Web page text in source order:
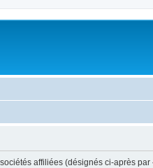
affiliées (désignés ci-après par